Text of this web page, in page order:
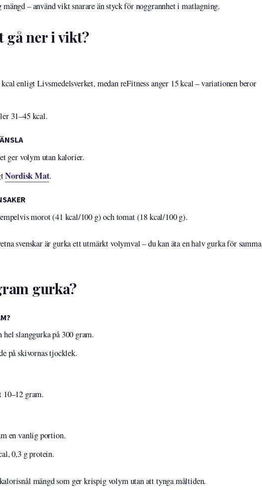
– använd vikt snarare än styck för noggrannhet i matlagning.
gå ner i vikt?
enligt Livsmedelsverket, medan reFitness anger 15 kcal – variationen beror
31–45 kcal.
ger volym utan kalorier.
Nordisk Mat.
morot (41 kcal/100 g) och tomat (18 kcal/100 g).
svenskar är gurka ett utmärkt volymval – du kan äta en halv gurka för samma
gurka?
slanggurka på 300 gram.
på skivornas tjocklek.
10–12 gram.
en vanlig portion.
0,3 g protein.
mängd som ger krispig volym utan att tynga måltiden.